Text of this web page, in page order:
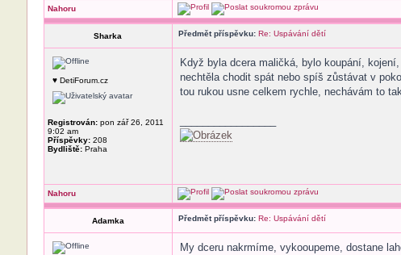
Nahoru
Sharka Předmět příspěvku: Re: Uspávání dětí
♥ DetiForum.cz
Registrován:pon zář 26, 2011
9:02 am
Příspěvky:208
Bydliště:Praha
Když byla dcera maličká, bylo koupání,
nechtěla chodit spát nebo spíš zůstávat v
tou rukou usne celkem rychle, nechávám to
Nahoru
Adamka Předmět příspěvku: Re: Uspávání dětí
My dceru nakrmíme, vykooupeme, dostane